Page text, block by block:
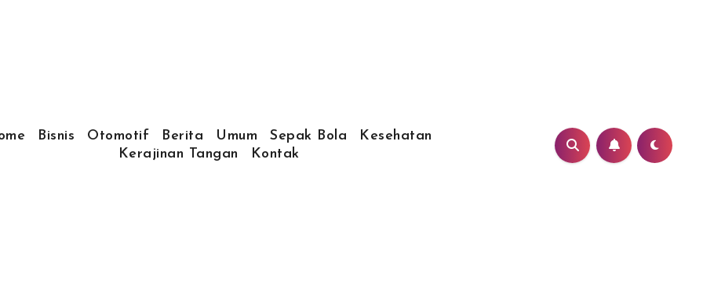
Bisnis Otomotif Berita Umum Sepak Bola
Kesehatan
Kerajinan Tangan
Kontak